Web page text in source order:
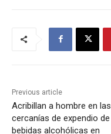
Previous article
Acribillan a hombre en las
cercanías de expendio de
bebidas alcohólicas en